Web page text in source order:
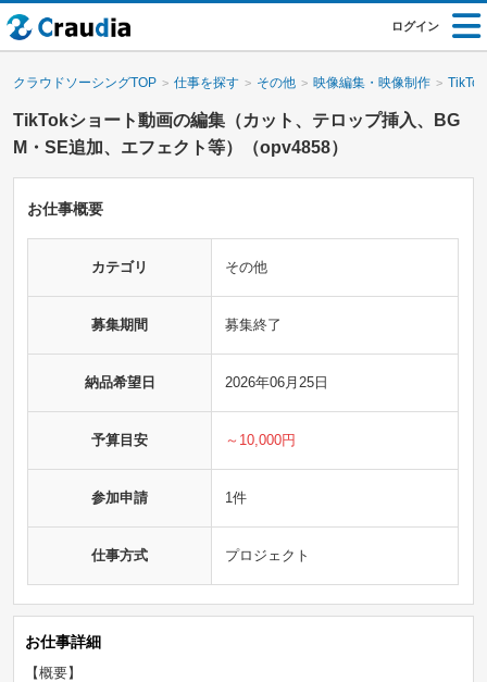
ログイン
クラウドソーシングTOP 仕事を探す その他 映像編集・映像制作
TikTokショート動画の編集（カット、テロップ挿入、BG
M・SE追加、エフェクト等）（opv4858）
お仕事概要
カテゴリ その他
募集期間 募集終了
納品希望日 2026年06月25日
予算目安 ～10,000円
参加申請 1件
仕事方式 プロジェクト
お仕事詳細
【概要】